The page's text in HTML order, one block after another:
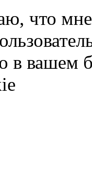
что
в вашем